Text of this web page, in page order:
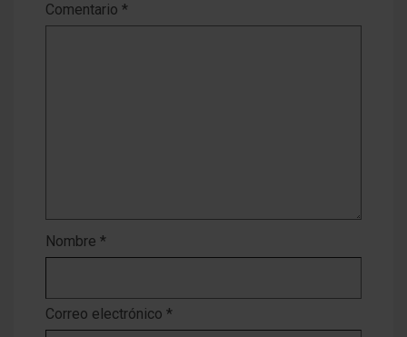
Comentario *
Nombre *
Correo electrónico *